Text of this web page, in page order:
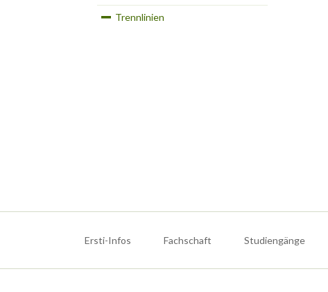
Trennlinien
Ersti-Infos Fachschaft Studiengänge